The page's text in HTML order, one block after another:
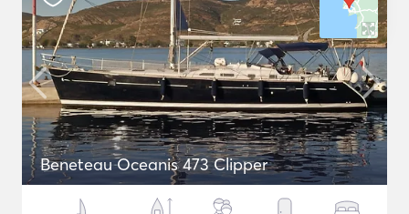
Beneteau Oceanis 473 Clipper